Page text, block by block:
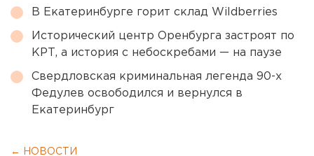
В Екатеринбурге горит склад Wildberries
Исторический центр Оренбурга застроят по
КРТ, а история с небоскребами — на паузе
Свердловская криминальная легенда 90-х
Федулев освободился и вернулся в
Екатеринбург
← НОВОСТИ